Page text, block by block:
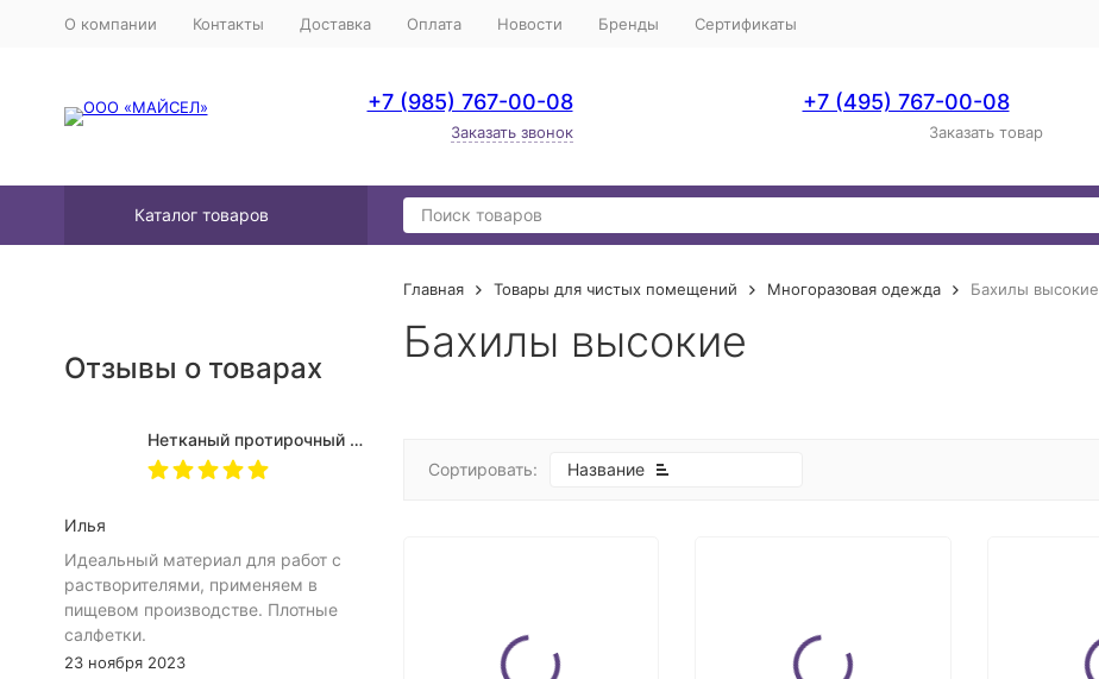
О компании Контакты Доставка Оплата Новости Бренды Сертификаты
+7 (985) 767-00-08
Заказать звонок
+7 (495) 767-00-08
Заказать товар
Каталог товаров
Главная Товары для чистых помещений Многоразовая одежда Бахилы высокие
Бахилы высокие
Сортировать: Название
Отзывы о товарах
Нетканый протирочный материал Myssel XB115, 1 рул. х 400 л, 32 х 34 см, синий -323415
Илья
Идеальный материал для работ с
растворителями, применяем в
пищевом производстве. Плотные
салфетки.
23 ноября 2023